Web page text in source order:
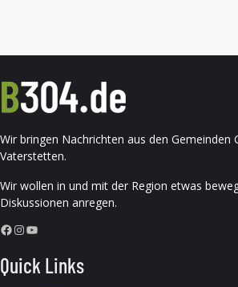
Wir bringen Nachrichten aus den Gemeinden
Vaterstetten.
Wir wollen in und mit der Region etwas
Diskussionen anregen.
Facebook InstagramYouTube
Quick Links